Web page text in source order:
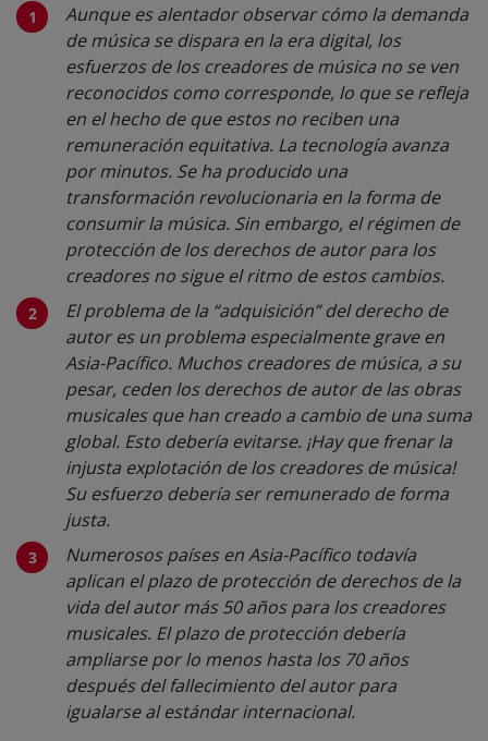
Aunque es alentador observar cómo la demanda
de música se dispara en la era digital, los
esfuerzos de los creadores de música no se ven
reconocidos como corresponde, lo que se refleja
en el hecho de que estos no reciben una
remuneración equitativa. La tecnología avanza
por minutos. Se ha producido una
transformación revolucionaria en la forma de
consumir la música. Sin embargo, el régimen de
protección de los derechos de autor para los
creadores no sigue el ritmo de estos cambios.
El problema de la “adquisición” del derecho de
autor es un problema especialmente grave en
Asia-Pacífico. Muchos creadores de música, a su
pesar, ceden los derechos de autor de las obras
musicales que han creado a cambio de una suma
global. Esto debería evitarse. ¡Hay que frenar la
injusta explotación de los creadores de música!
Su esfuerzo debería ser remunerado de forma
justa.
Numerosos países en Asia-Pacífico todavía
aplican el plazo de protección de derechos de la
vida del autor más 50 años para los creadores
musicales. El plazo de protección debería
ampliarse por lo menos hasta los 70 años
después del fallecimiento del autor para
igualarse al estándar internacional.